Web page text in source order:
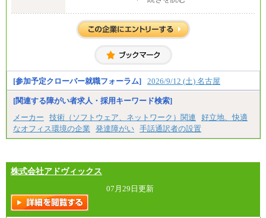
・高専卒（本科）／月給256,000円
一般事務職
・高専卒（専攻科）／月給206,400円
・高専卒（本科）月給197,800円
・短大卒／月給197,800円
・専門卒（2年）／月給197,800円
※試用期間中も給与に変更はございません。
中途：
（１）（２）
月給：270,000円～
想定年収：490万円～1,100万円
・1,090万円/38歳・月給59万円 *残業代・家族手当
対象外
（３）
月給：190,000円～
想定年収：340万円～610万円
[参加予定クローバー就職フォーラム] 2026/9/12 (土) 名古屋
[関連する障がい者求人・採用キーワード検索]
メーカー
技術（ソフトウェア、ネットワーク）関連
好立地、快適
なオフィス環境の企業
発達障がい 手話通訳者の設置
株式会社アドヴィックス
07月29日更新